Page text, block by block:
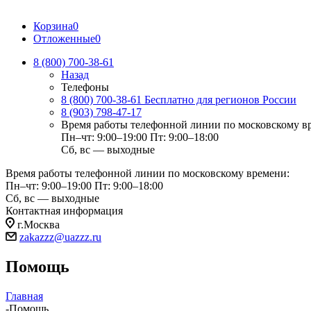
Корзина0
Отложенные0
8 (800) 700-38-61
Назад
Телефоны
8 (800) 700-38-61 Бесплатно для регионов России
8 (903) 798-47-17
Время работы телефонной линии по московскому
Пн–чт: 9:00–19:00 Пт: 9:00–18:00
Сб, вс — выходные
Время работы телефонной линии по московскому времени:
Пн–чт: 9:00–19:00 Пт: 9:00–18:00
Сб, вс — выходные
Контактная информация
г.Москва
zakazzz@uazzz.ru
Помощь
Главная
-Помощь